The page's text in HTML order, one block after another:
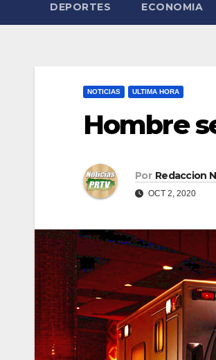
DEPORTES ECONOMIA
NOTICIAS ULTIMA HORA
Hombre
Por Redaccion
OCT 2, 2020